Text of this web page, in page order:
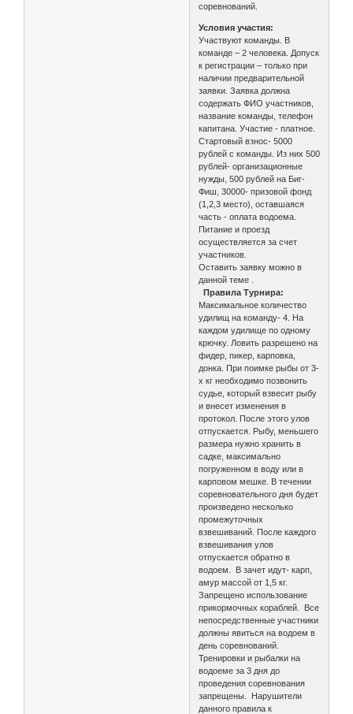
соревнований.
Условия участия:
Участвуют команды. В
команде – 2 человека. Допуск
к регистрации – только при
наличии предварительной
заявки. Заявка должна
содержать ФИО участников,
название команды, телефон
капитана. Участие - платное.
Стартовый взнос- 5000
рублей с команды. Из них 500
рублей- организационные
нужды, 500 рублей на Биг-
Фиш, 30000- призовой фонд
(1,2,3 место), оставшаяся
часть - оплата водоема.
Питание и проезд
осуществляется за счет
участников.
Оставить заявку можно в
данной теме .
Правила Турнира:
Максимальное количество
удилищ на команду- 4. На
каждом удилище по одному
крючку. Ловить разрешено на
фидер, пикер, карповка,
донка. При поимке рыбы от 3-
х кг необходимо позвонить
судье, который взвесит рыбу
и внесет изменения в
протокол. После этого улов
отпускается. Рыбу, меньшего
размера нужно хранить в
садке, максимально
погруженном в воду или в
карповом мешке. В течении
соревновательного дня будет
произведено несколько
промежуточных
взвешиваний. После каждого
взвешивания улов
отпускается обратно в
водоем. В зачет идут- карп,
амур массой от 1,5 кг.
Запрещено использование
прикормочных кораблей. Все
непосредственные участники
должны явиться на водоем в
день соревнований.
Тренировки и рыбалки на
водоеме за 3 дня до
проведения соревнования
запрещены. Нарушители
данного правила к